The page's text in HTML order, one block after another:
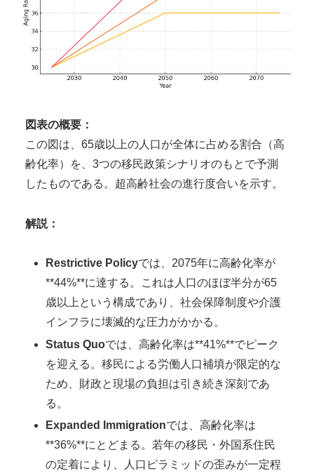
図表の概要：
この図は、65歳以上の人口が全体に占める割合（高
齢化率）を、3つの移民政策シナリオのもとで予測
したものである。超高齢社会の進行度合いを示す。
解説：
Restrictive Policyでは、2075年に高齢化率が
**44%**に達する。これは人口のほぼ半分が65
歳以上という構成であり、社会保障制度や介護
インフラに壊滅的な圧力がかかる。
Status Quoでは、高齢化率は**41%**でピーク
を迎える。移民による労働人口補填が限定的な
ため、財政と現場の負担は引き続き深刻であ
る。
Expanded Immigrationでは、高齢化率は
**36%**にとどまる。若年の移民・外国系住民
の定着により、人口ピラミッドの歪みが一定程